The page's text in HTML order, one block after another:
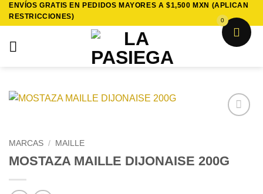
Saltar
ENVÍOS GRATIS EN PEDIDOS MAYORES A $1,500 MXN (APLICAN
RESTRICCIONES)
deseos
MARCAS / MAILLE
MOSTAZA MAILLE DIJONAISE 200G
0